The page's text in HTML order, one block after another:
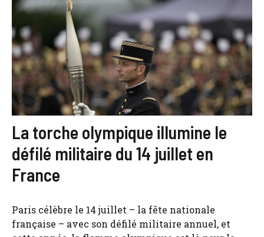
La torche olympique illumine le
défilé militaire du 14 juillet en
France
Paris célèbre le 14 juillet – la fête nationale
française – avec son défilé militaire annuel, et